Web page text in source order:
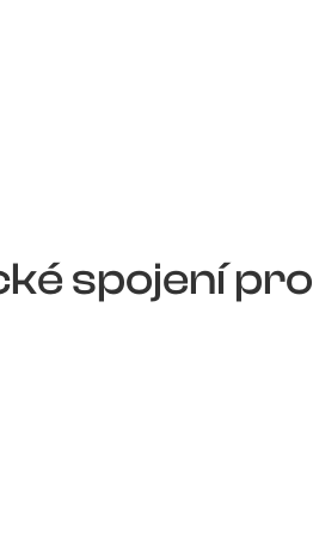
spojení pro